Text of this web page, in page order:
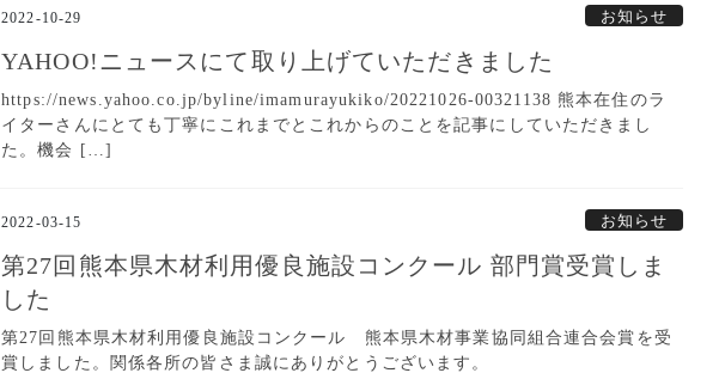
2022-10-29 お知らせ
YAHOO!ニュースにて取り上げていただきました
https://news.yahoo.co.jp/byline/imamurayukiko/20221026-00321138 熊本在住のラ
イターさんにとても丁寧にこれまでとこれからのことを記事にしていただきまし
た。機会 […]
2022-03-15 お知らせ
第27回熊本県木材利用優良施設コンクール 部門賞受賞しま
した
第27回熊本県木材利用優良施設コンクール 熊本県木材事業協同組合連合会賞を受
賞しました。関係各所の皆さま誠にありがとうございます。